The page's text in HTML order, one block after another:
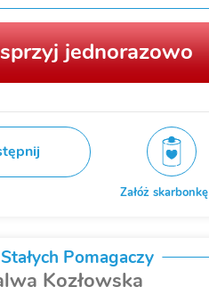
jednorazowo
Załóż skarbonkę
Pomagaczy
Kozłowska